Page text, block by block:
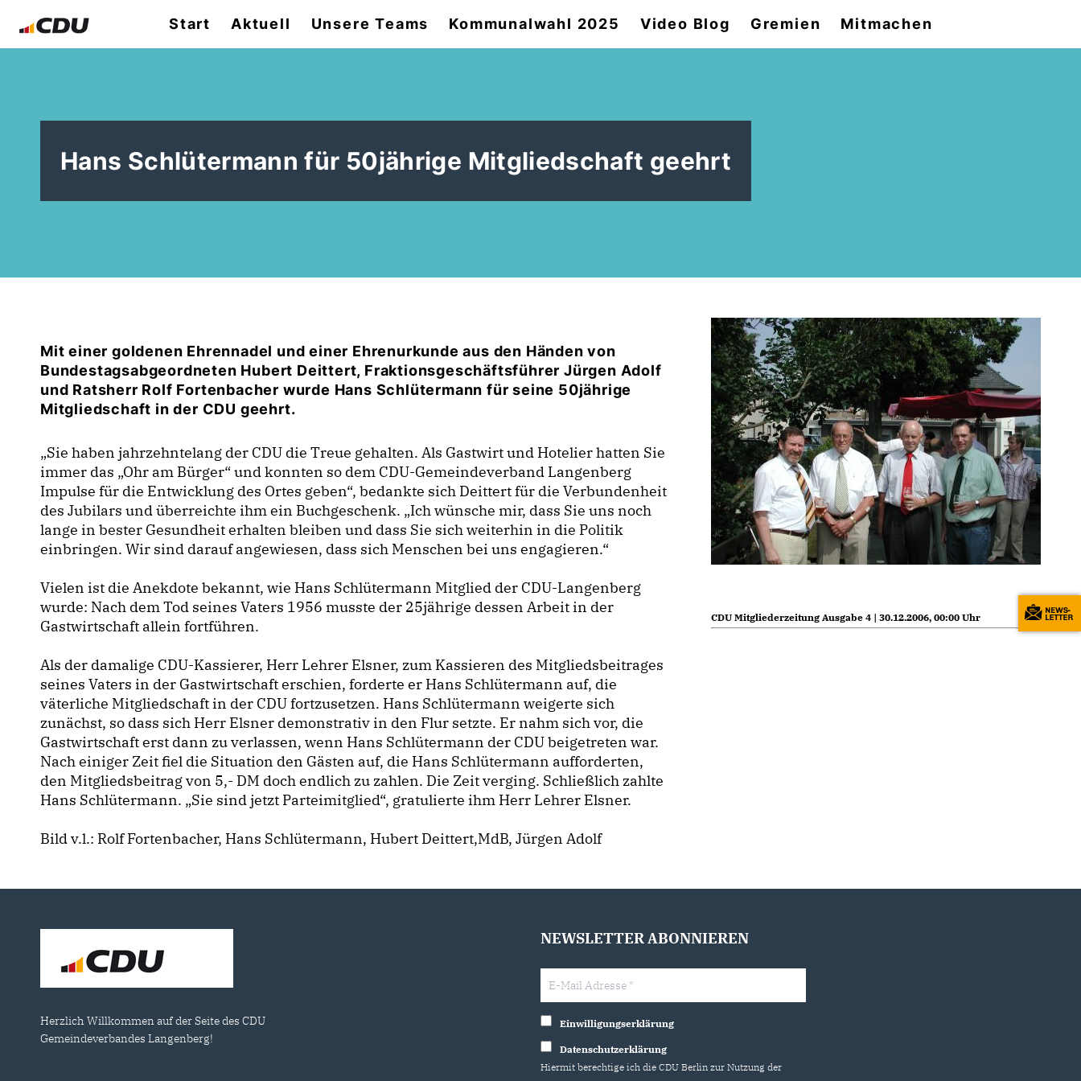
Start Aktuell Unsere Teams Kommunalwahl 2025 Video Blog Gremien Mitmachen
Hans Schlütermann für 50jährige Mitgliedschaft geehrt
Mit einer goldenen Ehrennadel und einer Ehrenurkunde aus den Händen von
Bundestagsabgeordneten Hubert Deittert, Fraktionsgeschäftsführer Jürgen Adolf
und Ratsherr Rolf Fortenbacher wurde Hans Schlütermann für seine 50jährige
Mitgliedschaft in der CDU geehrt.
Sie haben jahrzehntelang der CDU die Treue gehalten. Als Gastwirt und Hotelier hatten Sie
immer das „Ohr am Bürger“ und konnten so dem CDU-Gemeindeverband Langenberg
Impulse für die Entwicklung des Ortes geben“, bedankte sich Deittert für die Verbundenheit
des Jubilars und überreichte ihm ein Buchgeschenk. „Ich wünsche mir, dass Sie uns noch
lange in bester Gesundheit erhalten bleiben und dass Sie sich weiterhin in die Politik
einbringen. Wir sind darauf angewiesen, dass sich Menschen bei uns engagieren.“
Vielen ist die Anekdote bekannt, wie Hans Schlütermann Mitglied der CDU-Langenberg
wurde: Nach dem Tod seines Vaters 1956 musste der 25jährige dessen Arbeit in der
Gastwirtschaft allein fortführen.
Als der damalige CDU-Kassierer, Herr Lehrer Elsner, zum Kassieren des Mitgliedsbeitrages
seines Vaters in der Gastwirtschaft erschien, forderte er Hans Schlütermann auf, die
väterliche Mitgliedschaft in der CDU fortzusetzen. Hans Schlütermann weigerte sich
zunächst, so dass sich Herr Elsner demonstrativ in den Flur setzte. Er nahm sich vor, die
Gastwirtschaft erst dann zu verlassen, wenn Hans Schlütermann der CDU beigetreten war.
Nach einiger Zeit fiel die Situation den Gästen auf, die Hans Schlütermann aufforderten,
den Mitgliedsbeitrag von 5,- DM doch endlich zu zahlen. Die Zeit verging. Schließlich zahlte
Hans Schlütermann. „Sie sind jetzt Parteimitglied“, gratulierte ihm Herr Lehrer Elsner.
Bild v.l.: Rolf Fortenbacher, Hans Schlütermann, Hubert Deittert,MdB, Jürgen Adolf
CDU Mitgliederzeitung Ausgabe 4 | 30.12.2006, 00:00 Uhr
Herzlich Willkommen auf der Seite des CDU
Gemeindeverbandes Langenberg!
NEWSLETTER ABONNIEREN
Einwilligungserklärung
Datenschutzerklärung
Hiermit berechtige ich die CDU Berlin zur Nutzung der